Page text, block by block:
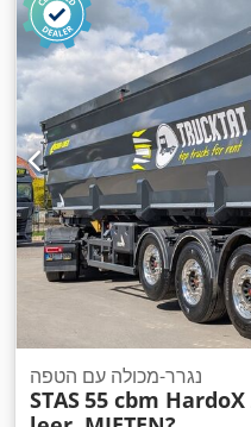
נגרר-מכולה עם הטפה
STAS55 cbm HardoX